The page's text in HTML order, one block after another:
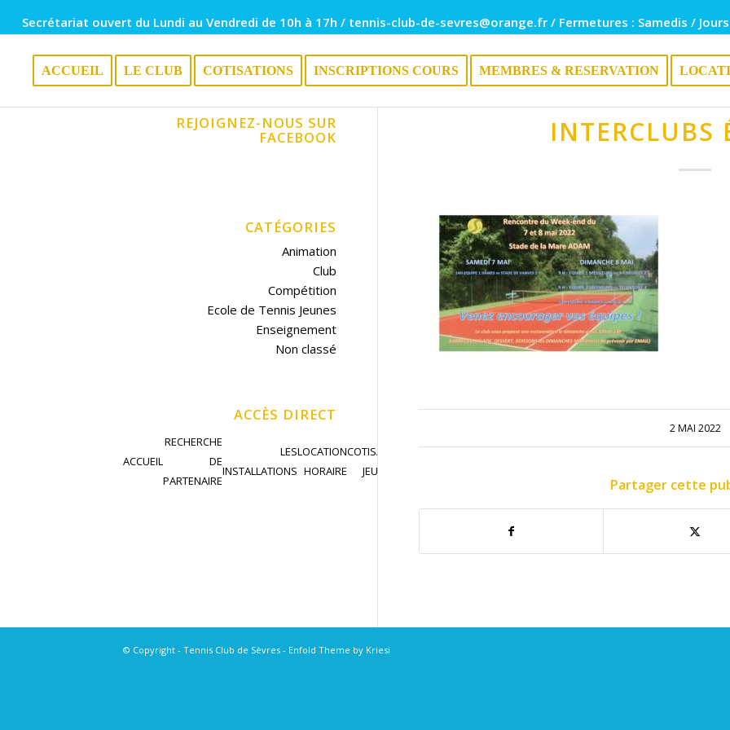
Secrétariat ouvert du Lundi au Vendredi de 10h à 17h / tennis-club-de-sevres@orange.fr / Fermetures : Samedis /
ACCUEIL LE CLUB COTISATIONS INSCRIPTIONS COURS MEMBRES & RESERVATION
INTERCLUBS
2 MAI 2022
Partager cette
REJOIGNEZ-NOUS SUR
FACEBOOK
CATÉGORIES
Animation
Club
Compétition
Ecole de Tennis Jeunes
Enseignement
Non classé
ACCÈS DIRECT
ACCUEIL
RECHERCHE
DE
PARTENAIRE
LES
INSTALLATIONS
LOCATION
HORAIRE
COTISATION
JEU LIBRE
JOUER EN
© Copyright - Tennis Club de Sèvres - Enfold Theme by Kriesi